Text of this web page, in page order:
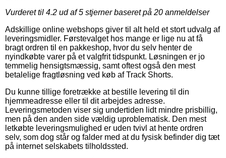
Vurderet til 4.2 ud af 5 stjerner baseret på 20 anmeldelser
Adskillige online webshops giver til alt held et stort udvalg af
leveringsmidler. Førstevalget hos mange er lige nu at få
bragt ordren til en pakkeshop, hvor du selv henter de
nyindkøbte varer på et valgfrit tidspunkt. Løsningen er jo
temmelig hensigtsmæssig, samt oftest også den mest
betalelige fragtløsning ved køb af Track Shorts.
Du kunne tillige foretrække at bestille levering til din
hjemmeadresse eller til dit arbejdes adresse.
Leveringsmetoden viser sig undertiden lidt mindre prisbillig,
men på den anden side vældig uproblematisk. Den mest
letkøbte leveringsmulighed er uden tvivl at hente ordren
selv, som dog står og falder med at du fysisk befinder dig tæt
på internet selskabets tilholdssted.